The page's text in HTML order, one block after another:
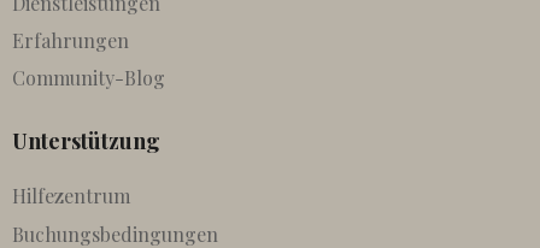
Erfahrungen
Community-Blog
Unterstützung
Hilfezentrum
Buchungsbedingungen